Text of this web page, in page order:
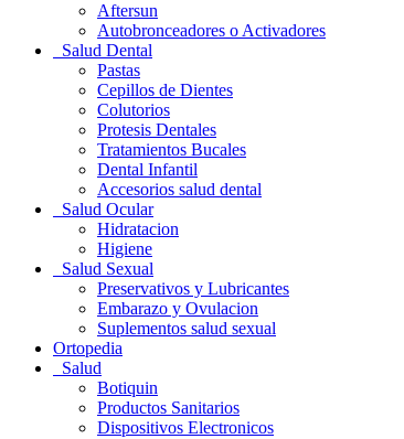
Aftersun
Autobronceadores o Activadores
Salud Dental
Pastas
Cepillos de Dientes
Colutorios
Protesis Dentales
Tratamientos Bucales
Dental Infantil
Accesorios salud dental
Salud Ocular
Hidratacion
Higiene
Salud Sexual
Preservativos y Lubricantes
Embarazo y Ovulacion
Suplementos salud sexual
Ortopedia
Salud
Botiquin
Productos Sanitarios
Dispositivos Electronicos